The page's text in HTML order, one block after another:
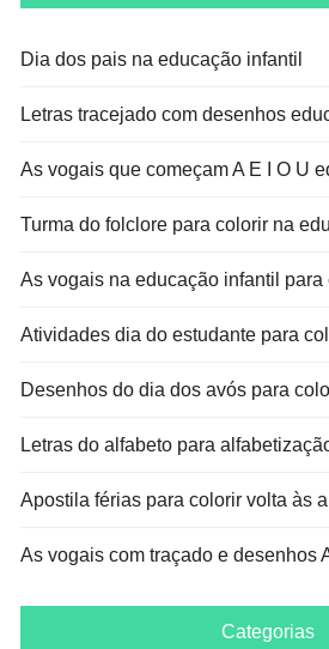
Dia dos pais na educação infantil
Letras tracejado com desenhos
As vogais que começam A E I O U
Turma do folclore para colorir na
As vogais na educação infantil para
Atividades dia do estudante para
Desenhos do dia dos avós para
Letras do alfabeto para
Apostila férias para colorir volta às
As vogais com traçado e desenhos
Categorias